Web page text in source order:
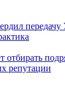
передачу
репутации